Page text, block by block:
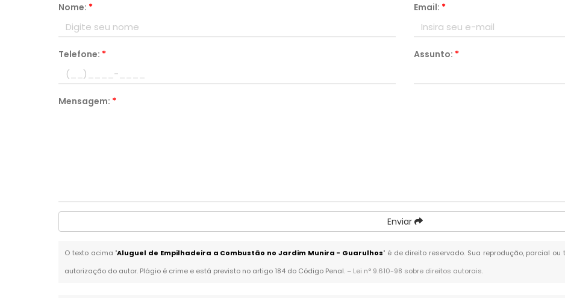
Nome: * Email: *
Telefone: * Assunto: *
Mensagem: *
Enviar
O texto acima "Aluguel de Empilhadeira a Combustão no Jardim Munira - Guarulhos" é de direito reservado. Sua reprodução, parcial
autorização do autor. Plágio é crime e está previsto no artigo 184 do Código Penal. – Lei n° 9.610-98 sobre direitos autorais.